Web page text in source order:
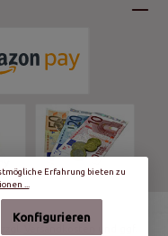
Erfahrung bieten zu
...
Konfigurieren